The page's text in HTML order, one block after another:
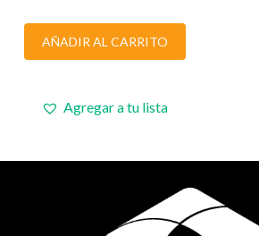
AÑADIR AL CARRITO
Agregar a tu lista